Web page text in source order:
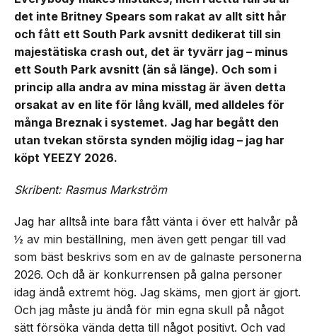
det inte Britney Spears som rakat av allt sitt hår
och fått ett South Park avsnitt dedikerat till sin
majestätiska crash out, det är tyvärr jag – minus
ett South Park avsnitt (än så länge). Och som i
princip alla andra av mina misstag är även detta
orsakat av en lite för lång kväll, med alldeles för
många Breznak i systemet. Jag har begått den
utan tvekan största synden möjlig idag – jag har
köpt YEEZY 2026.
Skribent: Rasmus Markström
Jag har alltså inte bara fått vänta i över ett halvår på
½ av min beställning, men även gett pengar till vad
som bäst beskrivs som en av de galnaste personerna
2026. Och då är konkurrensen på galna personer
idag ändå extremt hög. Jag skäms, men gjort är gjort.
Och jag måste ju ändå för min egna skull på något
sätt försöka vända detta till något positivt. Och vad